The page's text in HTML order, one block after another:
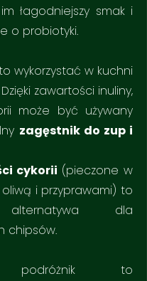
łagodniejszy smak i
o probiotyki.
wykorzystać w kuchni
zawartości inuliny,
może być używany
zagęstnik do zup i
cykorii (pieczone w
oliwą i przyprawami) to
dla
chipsów.
podróżnik to